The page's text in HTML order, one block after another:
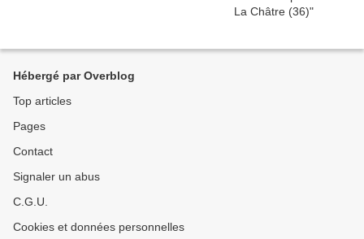
Hébergé par Overblog
Top articles
Pages
Contact
Signaler un abus
C.G.U.
Cookies et données personnelles